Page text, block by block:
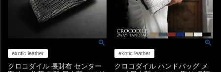
exotic leather
クロコダイル 長財布 センター
exotic leather
クロコダイル ハンドバッグ メ